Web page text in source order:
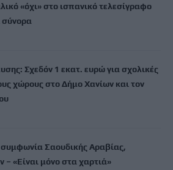
«όχι» στο ισπανικό τελεσίγραφο
σύνορα
Σχεδόν 1 εκατ. ευρώ για σχολικές
χώρους στο Δήμο Χανίων και τον
συμφωνία Σαουδικής Αραβίας,
– «Είναι μόνο στα χαρτιά»